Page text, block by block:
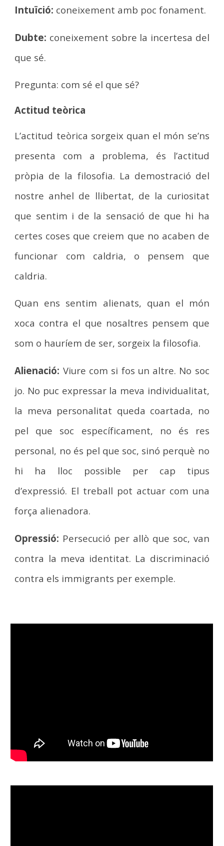
Intuïció: coneixement amb poc fonament.
Dubte: coneixement sobre la incertesa del
que sé.
Pregunta: com sé el que sé?
Actitud teòrica
L’actitud teòrica sorgeix quan el món se’ns
presenta com a problema, és l’actitud
pròpia de la filosofia. La demostració del
nostre anhel de llibertat, de la curiositat
que sentim i de la sensació de que hi ha
certes coses que creiem que no acaben de
funcionar com caldria, o pensem que
caldria.
Quan ens sentim alienats, quan el món
xoca contra el que nosaltres pensem que
som o hauríem de ser, sorgeix la filosofia.
Alienació: Viure com si fos un altre. No soc
jo. No puc expressar la meva individualitat,
la meva personalitat queda coartada, no
pel que soc específicament, no és res
personal, no és pel que soc, sinó perquè no
hi ha lloc possible per cap tipus
d’expressió. El treball pot actuar com una
força alienadora.
Opressió: Persecució per allò que soc, van
contra la meva identitat. La discriminació
contra els immigrants per exemple.